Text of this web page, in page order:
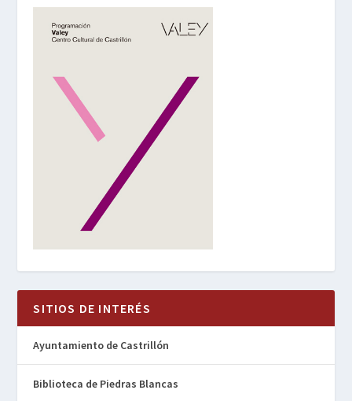
SITIOS DE INTERÉS
Ayuntamiento de Castrillón
Biblioteca de Piedras Blancas